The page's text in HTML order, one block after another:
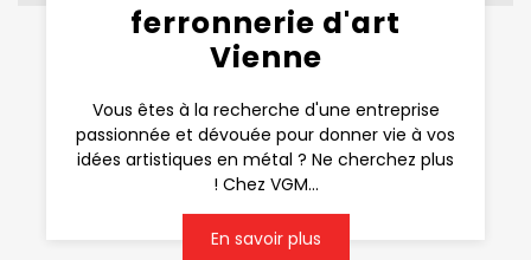
ferronnerie d'art
Vienne
Vous êtes à la recherche d'une entreprise
passionnée et dévouée pour donner vie à vos
idées artistiques en métal ? Ne cherchez plus
! Chez VGM...
En savoir plus